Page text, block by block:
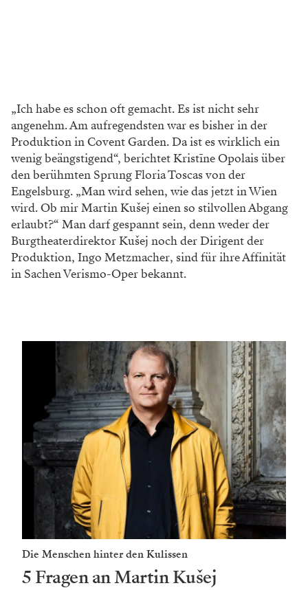
„Ich habe es schon oft gemacht.Es ist nicht sehr
angenehm. Am aufregendsten war es bisher in der
Produktion in Covent Garden. Da ist es wirklich ein
wenig beängstigend“, berichtet Kristīne Opolais über
den berühmten Sprung Floria Toscas von der
Engelsburg. „Man wird sehen, wie das jetzt in Wien
wird. Ob mir Martin Kušej einen so stilvollen Abgang
erlaubt?“ Man darf gespannt sein, denn weder der
Burgtheaterdirektor Kušej noch der Dirigent der
Produktion, Ingo Metzmacher, sind für ihre Affinität
in Sachen Verismo-Oper bekannt.
Die Menschen hinter den Kulissen
5 Fragen an Martin Kušej